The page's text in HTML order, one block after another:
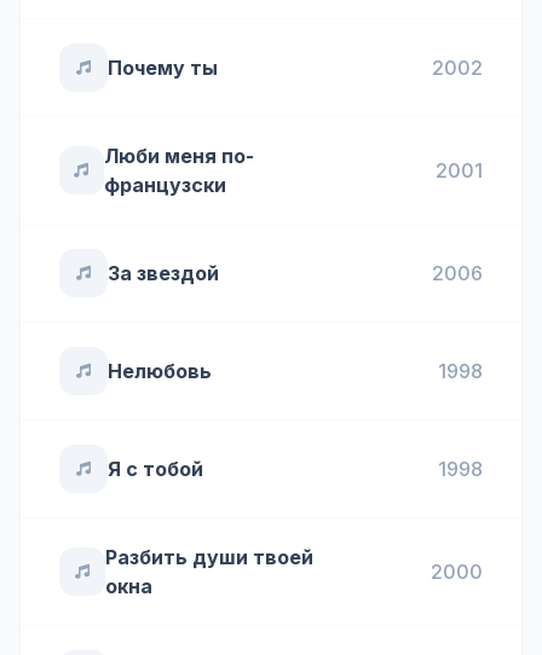
Почему ты 2002
Люби меня по-
французски
2001
За звездой 2006
Нелюбовь 1998
Я с тобой 1998
Разбить души твоей
окна
2000